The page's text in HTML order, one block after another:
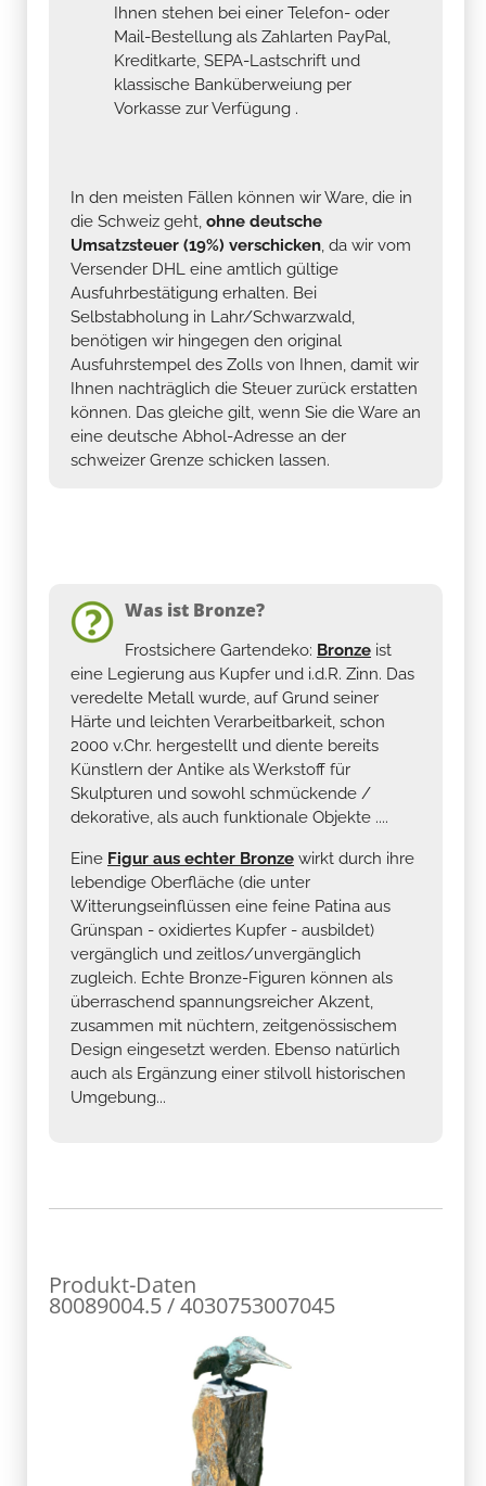
Ihnen stehen bei einer Telefon- oder
Mail-Bestellung als Zahlarten PayPal,
Kreditkarte, SEPA-Lastschrift und
klassische Banküberweiung per
Vorkasse zur Verfügung .
In den meisten Fällen können wir Ware, die in
die Schweiz geht, ohne deutsche
Umsatzsteuer (19%) verschicken, da wir vom
Versender DHL eine amtlich gültige
Ausfuhrbestätigung erhalten. Bei
Selbstabholung in Lahr/Schwarzwald,
benötigen wir hingegen den original
Ausfuhrstempel des Zolls von Ihnen, damit wir
Ihnen nachträglich die Steuer zurück erstatten
können. Das gleiche gilt, wenn Sie die Ware an
eine deutsche Abhol-Adresse an der
schweizer Grenze schicken lassen.
Was ist Bronze?
Frostsichere Gartendeko: Bronze ist
eine Legierung aus Kupfer und i.d.R. Zinn. Das
veredelte Metall wurde, auf Grund seiner
Härte und leichten Verarbeitbarkeit, schon
2000 v.Chr. hergestellt und diente bereits
Künstlern der Antike als Werkstoff für
Skulpturen und sowohl schmückende /
dekorative, als auch funktionale Objekte ....
Eine Figur aus echter Bronze wirkt durch ihre
lebendige Oberfläche (die unter
Witterungseinflüssen eine feine Patina aus
Grünspan - oxidiertes Kupfer - ausbildet)
vergänglich und zeitlos/unvergänglich
zugleich. Echte Bronze-Figuren können als
überraschend spannungsreicher Akzent,
zusammen mit nüchtern, zeitgenössischem
Design eingesetzt werden. Ebenso natürlich
auch als Ergänzung einer stilvoll historischen
Umgebung...
Produkt-Daten
80089004.5 / 4030753007045